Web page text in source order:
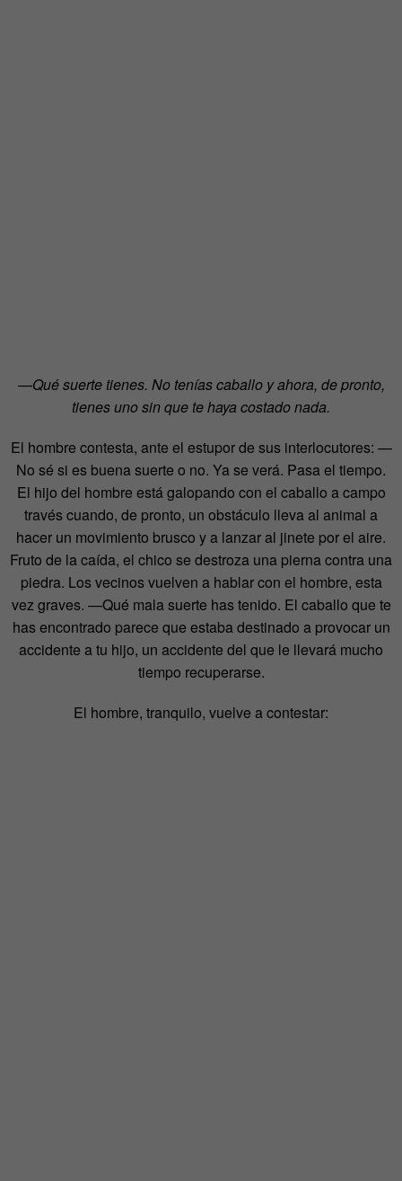
—Qué suerte tienes. No tenías caballo y ahora, de pronto,
tienes uno sin que te haya costado nada.
El hombre contesta, ante el estupor de sus interlocutores: —
No sé si es buena suerte o no. Ya se verá. Pasa el tiempo.
El hijo del hombre está galopando con el caballo a campo
través cuando, de pronto, un obstáculo lleva al animal a
hacer un movimiento brusco y a lanzar al jinete por el aire.
Fruto de la caída, el chico se destroza una pierna contra una
piedra. Los vecinos vuelven a hablar con el hombre, esta
vez graves. —Qué mala suerte has tenido. El caballo que te
has encontrado parece que estaba destinado a provocar un
accidente a tu hijo, un accidente del que le llevará mucho
tiempo recuperarse.
El hombre, tranquilo, vuelve a contestar: